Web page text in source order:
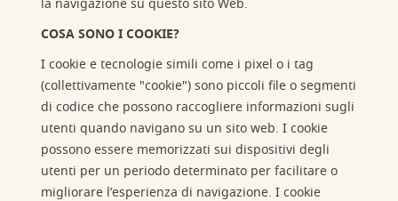
COSA SONO I COOKIE?
I cookie e tecnologie simili come i pixel o i tag
(collettivamente "cookie") sono piccoli file o segmenti
di codice che possono raccogliere informazioni sugli
utenti quando navigano su un sito web. I cookie
possono essere memorizzati sui dispositivi degli
utenti per un periodo determinato per facilitare o
migliorare l’esperienza di navigazione. I cookie